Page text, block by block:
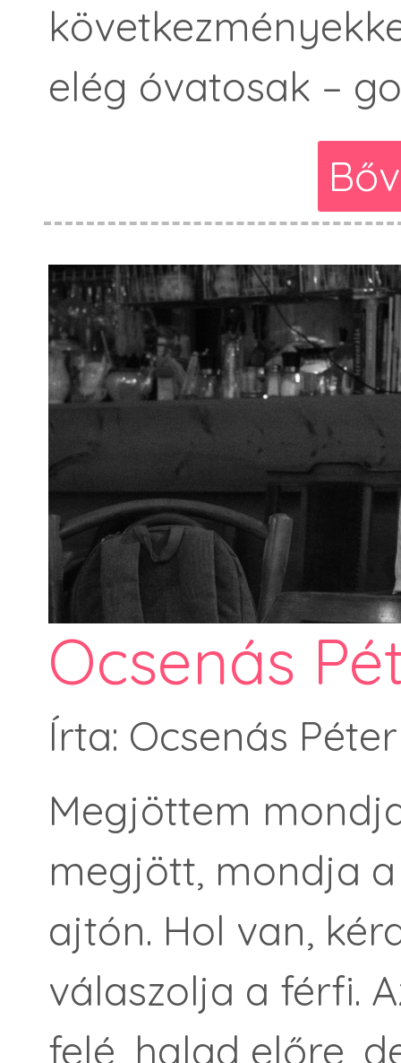
elég óvatosak –
Ocsenás
Írta: Ocsenás
Megjöttem
megjött, mondja
ajtón. Hol van,
válaszolja a férfi.
felé, halad előre,